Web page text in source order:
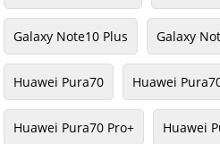
Galaxy Note10 Plus Galaxy
Huawei Pura70 Huawei
Huawei Pura70 Pro+ Huawei